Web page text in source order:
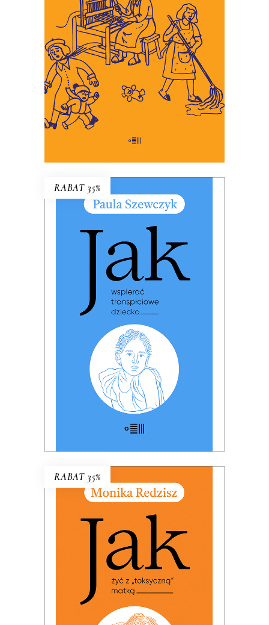
E-BOOK DO KOSZYKA
coraz więcej troski, i w której
martwić się jest łatwiej niż
troszczyć.
53.00zł 34.45 zł
KSIĄŻKA DO KOSZYKA
RABAT 35%
E-BOOK DO KOSZYKA
JAK WSPIERAĆ
TRANSPŁCIOWE DZIECKO
PREMIERA: 17 listopada 2025
49.99zł 32.49
KSIĄŻKA DO KOSZYKA
RABAT 35%
JAK ŻYĆ Z „TOKSYCZNĄ”
MATKĄ
PREMIERA: 24 listopada 2025
49.99zł 32.49